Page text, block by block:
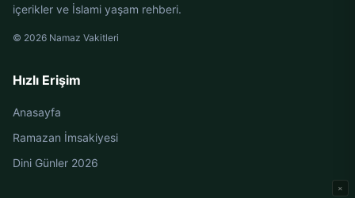
×
içerikler ve İslami yaşam rehberi.
© 2026 Namaz Vakitleri
Hızlı Erişim
Anasayfa
Ramazan İmsakiyesi
Dini Günler 2026